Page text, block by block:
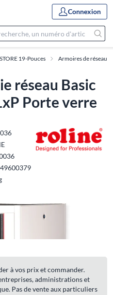
Connexion
19-Pouces Armoires de réseau
réseau Basic
Porte verre
à vos prix et commander.
administrations et
Pas de vente aux particuliers